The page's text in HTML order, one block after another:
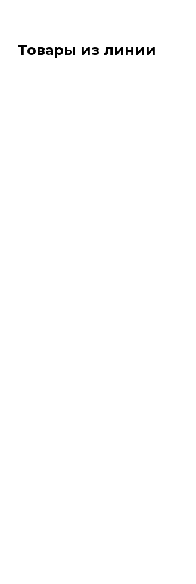
Товары из линии